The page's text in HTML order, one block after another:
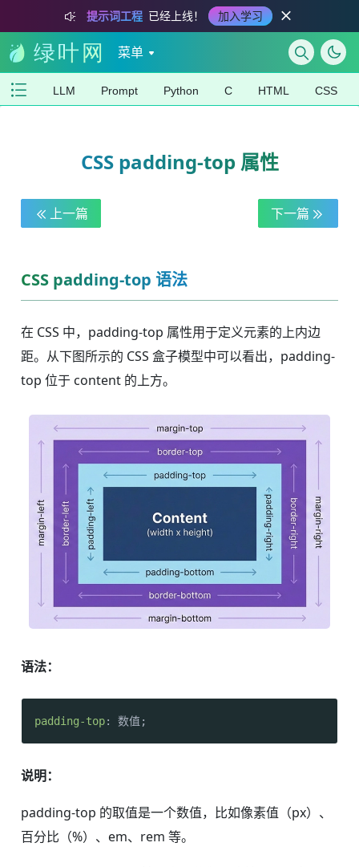
提示词工程 已经上线！ 加入学习
菜单
LLM Prompt Python C HTML CSS
CSS padding-top 属性
上一篇 下一篇
CSS padding-top 语法
在 CSS 中，padding-top 属性用于定义元素的上内边
距。从下图所示的 CSS 盒子模型中可以看出，padding-
top 位于 content 的上方。
语法：
padding-top: 数值;
说明：
padding-top 的取值是一个数值，比如像素值（px）、
百分比（%）、em、rem 等。